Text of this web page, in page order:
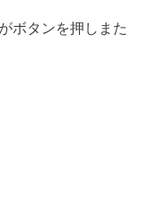
ボタンを押しまた